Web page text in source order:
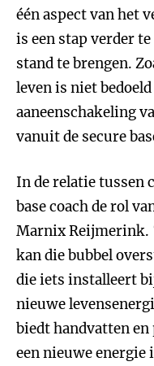
één aspect van het
is een stap verder
stand te brengen.
leven is niet
aaneenschakeling
vanuit de secure
In de relatie tussen
base coach de rol
Marnix Reijmerink.
kan die bubbel
die iets installeert
nieuwe
biedt handvatten
een nieuwe